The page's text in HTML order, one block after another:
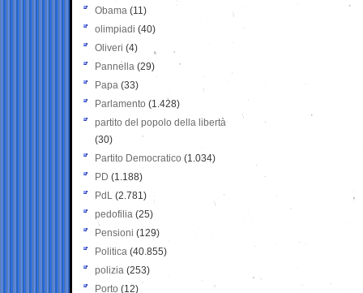
Obama (11)
olimpiadi (40)
Oliveri (4)
Pannella (29)
Papa (33)
Parlamento (1.428)
partito del popolo della libertà
(30)
Partito Democratico (1.034)
PD (1.188)
PdL (2.781)
pedofilia (25)
Pensioni (129)
Politica (40.855)
polizia (253)
Porto (12)